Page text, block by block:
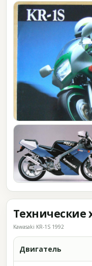
Технические
Kawasaki KR-1S 1992
Двигатель